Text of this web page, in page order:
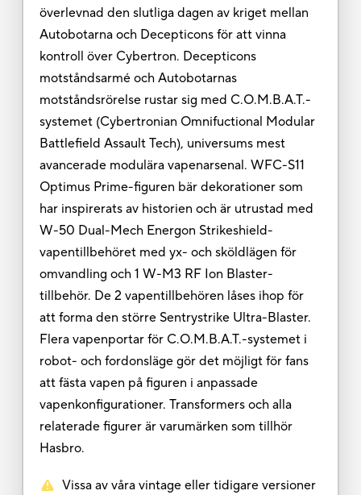
överlevnad den slutliga dagen av kriget mellan
Autobotarna och Decepticons för att vinna
kontroll över Cybertron. Decepticons
motståndsarmé och Autobotarnas
motståndsrörelse rustar sig med C.O.M.B.A.T.-
systemet (Cybertronian Omnifuctional Modular
Battlefield Assault Tech), universums mest
avancerade modulära vapenarsenal. WFC-S11
Optimus Prime-figuren bär dekorationer som
har inspirerats av historien och är utrustad med
W-50 Dual-Mech Energon Strikeshield-
vapentillbehöret med yx- och sköldlägen för
omvandling och 1 W-M3 RF Ion Blaster-
tillbehör. De 2 vapentillbehören låses ihop för
att forma den större Sentrystrike Ultra-Blaster.
Flera vapenportar för C.O.M.B.A.T.-systemet i
robot- och fordonsläge gör det möjligt för fans
att fästa vapen på figuren i anpassade
vapenkonfigurationer. Transformers och alla
relaterade figurer är varumärken som tillhör
Hasbro.
Vissa av våra vintage eller tidigare versioner